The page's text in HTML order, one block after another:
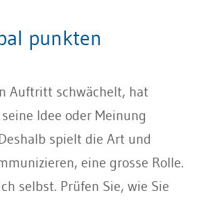
punkten
Auftritt schwächelt, hat
Idee oder Meinung
spielt die Art und
eine grosse Rolle.
selbst. Prüfen Sie, wie Sie